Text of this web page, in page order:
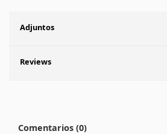
Adjuntos
Reviews
Comentarios (0)